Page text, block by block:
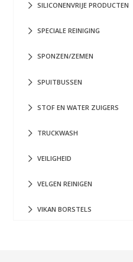
SILICONENVRIJE PRODUCTEN
SPECIALE REINIGING
SPONZEN/ZEMEN
SPUITBUSSEN
STOF EN WATER ZUIGERS
TRUCKWASH
VEILIGHEID
VELGEN REINIGEN
VIKAN BORSTELS